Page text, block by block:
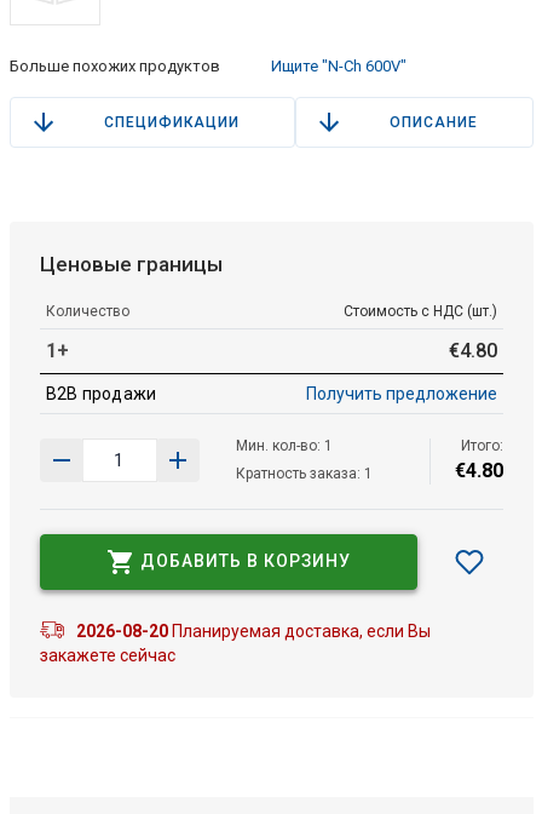
Больше похожих продуктов Ищите "N-Ch 600V"
СПЕЦИФИКАЦИИ ОПИСАНИЕ
Ценовые границы
Количество Стоимость с НДС (шт.)
1+ €4.80
B2B продажи Получить предложение
Мин. кол-во: 1
Кратность заказа: 1
Итого:
€4.80
ДОБАВИТЬ В КОРЗИНУ
2026-08-20Планируемая доставка, если Вы
закажете сейчас